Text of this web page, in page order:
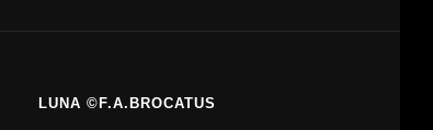
LUNA ©F.A.BROCATUS